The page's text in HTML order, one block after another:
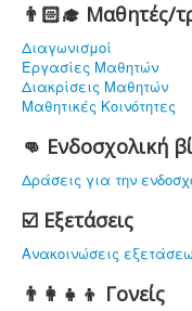
👨🏻‍🎓 Μαθητές/
Διαγωνισμοί
Εργασίες Μαθητών
Διακρίσεις Μαθητών
Μαθητικές Κοινότητες
👊 Ενδοσχολική
Δράσεις για την
☑️ Εξετάσεις
Ανακοινώσεις
👨‍👩‍👧‍👦 Γονείς